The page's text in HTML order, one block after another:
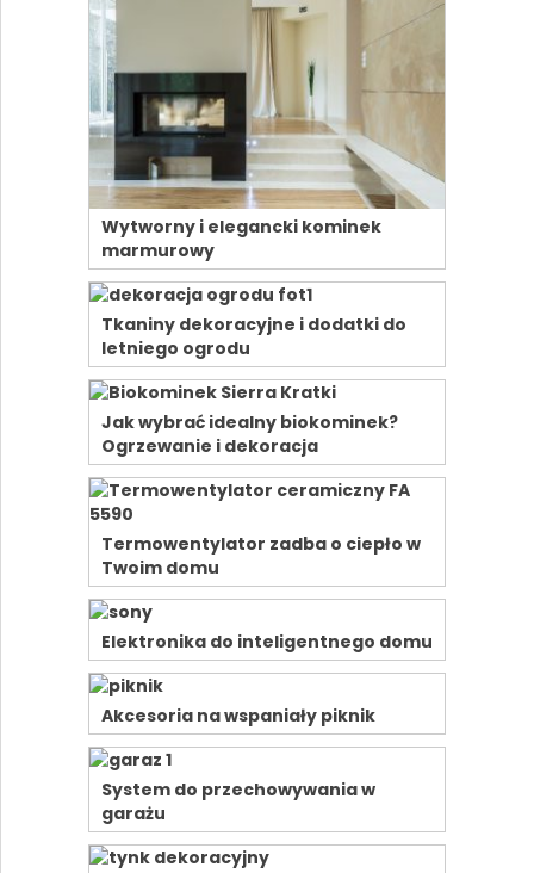
Wytworny i elegancki kominek
marmurowy
Tkaniny dekoracyjne i dodatki do
letniego ogrodu
Jak wybrać idealny biokominek?
Ogrzewanie i dekoracja
Termowentylator zadba o ciepło w
Twoim domu
Elektronika do inteligentnego domu
Akcesoria na wspaniały piknik
System do przechowywania w
garażu